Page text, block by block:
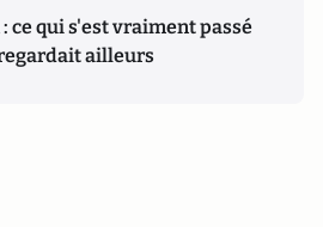
ce qui s'est vraiment passé
ailleurs